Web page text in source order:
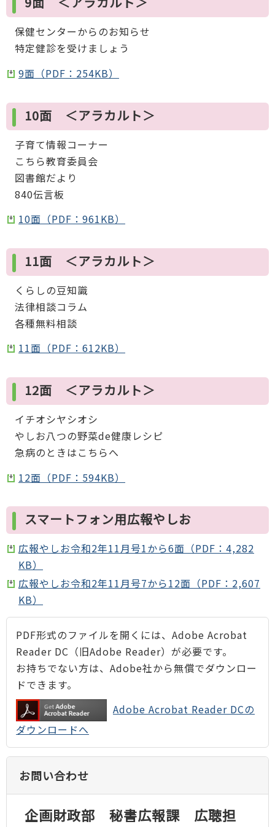
保健センターからのお知らせ
特定健診を受けましょう
9面（PDF：254KB）
10面 ＜アラカルト＞
子育て情報コーナー
こちら教育委員会
図書館だより
840伝言板
10面（PDF：961KB）
11面 ＜アラカルト＞
くらしの豆知識
法律相談コラム
各種無料相談
11面（PDF：612KB）
12面 ＜アラカルト＞
イチオシヤシオシ
やしお八つの野菜de健康レシピ
急病のときはこちらへ
12面（PDF：594KB）
スマートフォン用広報やしお
広報やしお令和2年11月号1から6面（PDF：4,282
KB）
広報やしお令和2年11月号7から12面（PDF：2,607
KB）
PDF形式のファイルを開くには、Adobe Acrobat
Reader DC（旧Adobe Reader）が必要です。
お持ちでない方は、Adobe社から無償でダウンロー
ドできます。
Adobe Acrobat Reader DCの
ダウンロードへ
お問い合わせ
企画財政部 秘書広報課 広聴担